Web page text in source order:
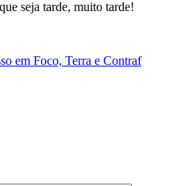
seja tarde, muito tarde!
em Foco, Terra e Contraf